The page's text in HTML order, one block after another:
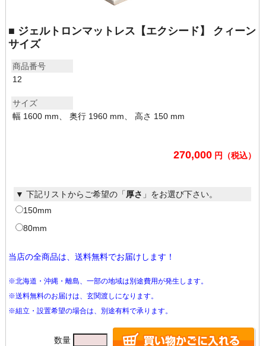
■ ジェルトロンマットレス【エクシード】 クィーン
サイズ
商品番号
12
サイズ
幅 1600 mm、 奥行 1960 mm、 高さ 150 mm
270,000 円（税込）
▼ 下記リストからご希望の「厚さ 」をお選び下さい。
150mm
80mm
当店の全商品は、送料無料でお届けします！
※北海道・沖縄・離島、一部の地域は別途費用が発生します。
※送料無料のお届けは、玄関渡しになります。
※組立・設置希望の場合は、別途有料で承ります。
数量